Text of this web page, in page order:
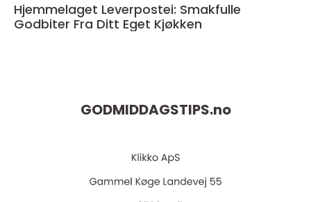
Hjemmelaget Leverpostei: Smakfulle
Godbiter Fra Ditt Eget Kjøkken
GODMIDDAGSTIPS.no